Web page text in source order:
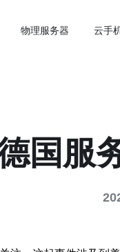
物理服务器 云手
国服